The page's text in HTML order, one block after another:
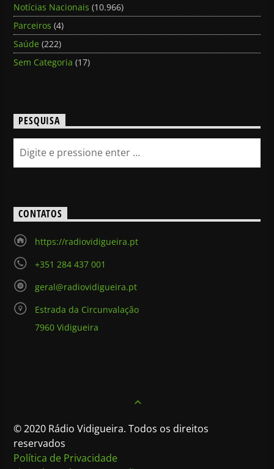
Notícias Nacionais (10.966)
Parceiros (4)
Saúde (222)
Sem Categoria (17)
PESQUISA
CONTATOS
https://radiovidigueira.pt
+351 284 437 001
geral@radiovidigueira.pt
Estrada da Circunvalação
7960 Vidigueira
© 2020 Rádio Vidigueira. Todos os direitos
reservados
Política de Privacidade